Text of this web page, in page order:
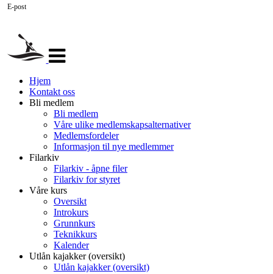
navigasjon
Hjem
Kontakt oss
Bli medlem
Bli medlem
Våre ulike medlemskapsalternativer
Medlemsfordeler
Informasjon til nye medlemmer
Filarkiv
Filarkiv - åpne filer
Filarkiv for styret
Våre kurs
Oversikt
Introkurs
Grunnkurs
Teknikkurs
Kalender
Utlån kajakker (oversikt)
Utlån kajakker (oversikt)
E-post